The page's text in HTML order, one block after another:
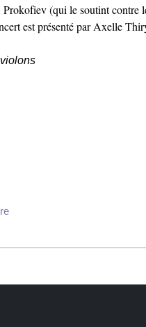
Prokofiev (qui le soutint contre
est présenté par Axelle
violons